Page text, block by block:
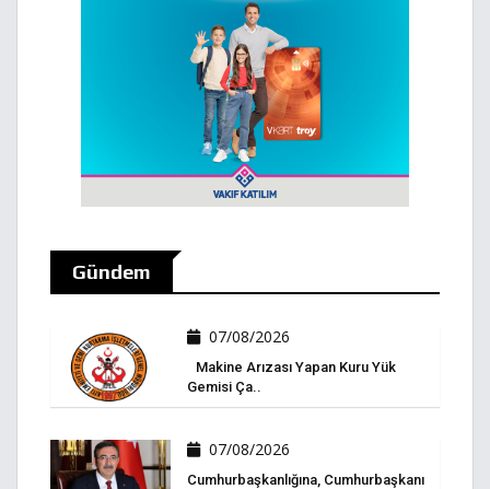
Gündem
07/08/2026
Makine Arızası Yapan Kuru Yük
Gemisi Ça..
07/08/2026
Cumhurbaşkanlığına, Cumhurbaşkanı